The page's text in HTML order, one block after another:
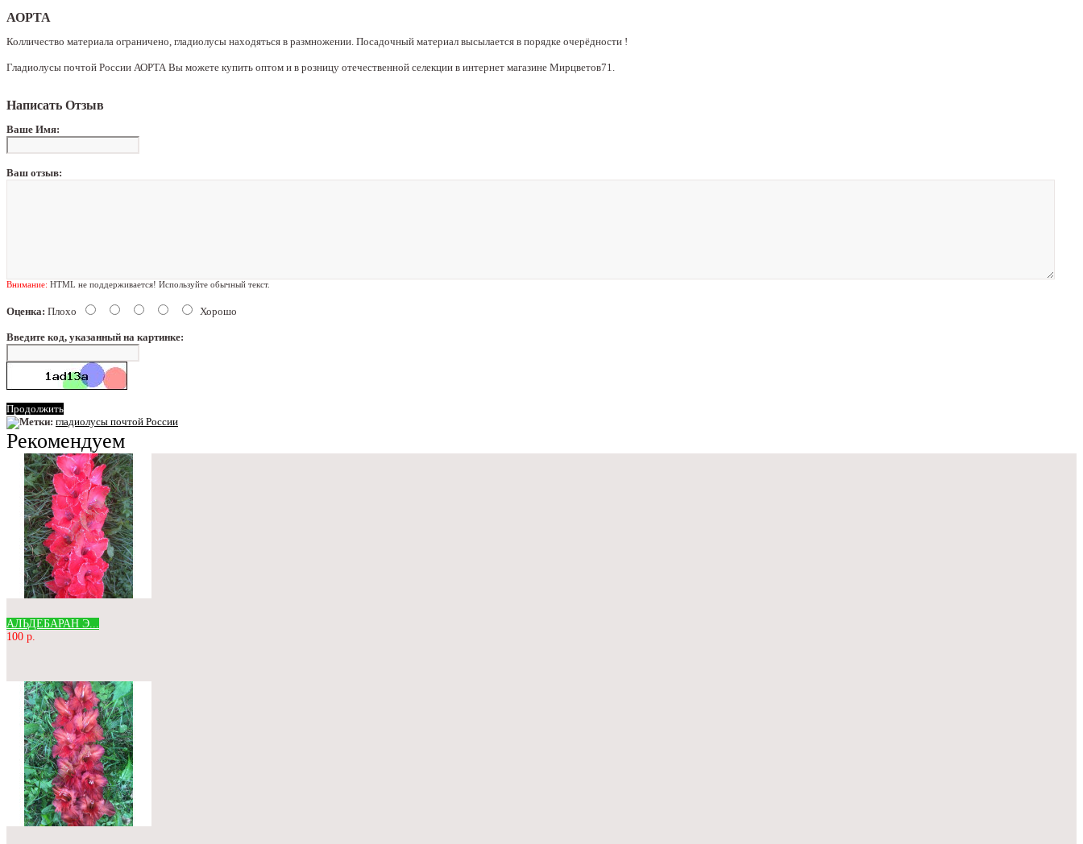
АОРТА
Колличество материала ограничено, гладиолусы находяться в размножении. Посадочный материал высылается в порядке очерёдности !
Гладиолусы почтой России АОРТА Вы можете купить оптом и в розницу отечественной селекции в интернет магазине Мирцветов71.
Написать Отзыв
Ваше Имя:
Ваш отзыв:
Внимание: HTML не поддерживается! Используйте обычный текст.
Оценка: Плохо Хорошо
Введите код, указанный на картинке:
Продолжить
Метки: гладиолусы почтой России
Рекомендуем
АЛЬДЕБАРАН Э...
100 р.